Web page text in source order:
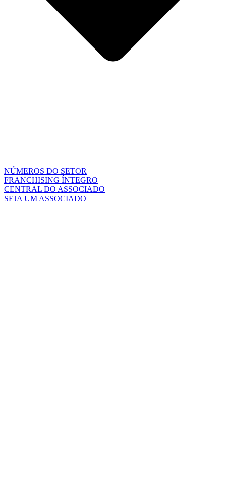
NÚMEROS DO SETOR
FRANCHISING ÍNTEGRO
CENTRAL DO ASSOCIADO
SEJA UM ASSOCIADO